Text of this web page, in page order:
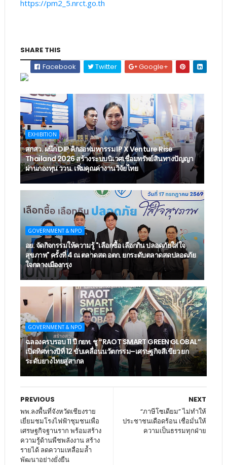
https://pm2_5.nrct.go.th
SHARE THIS
Facebook
Twitter Google+
EXHIBITION
สกสว. ผนึก DIP คิกออฟมหกรรม IP X Venture Rise
Thailand 2026 สร้างระบบนิเวศเชื่อมทรัพย์สินทางปัญญา
ผ่านกองทุน ววน. เพิ่มคุณค่างานวิจัยไทย
GOVERNMENT & NPO
อย. จัดกิจกรรมให้ความรู้ "เลือกซื้อ เลือกกิน ปลอดภัยใส่ใจ
สุขภาพ" ครั้งที่ 4 ณ ตลาดสด อตก. ยกระดับตลาดสดปลอดภัย
ใจกลางเมืองกรุง
GOVERNMENT & NPO
ฉลองครบรอบ 11 ปี กยท. ชู “RAOT SMART GREEN GLOBAL”
เปิดทิศทางปีที่ 12 ขับเคลื่อนนวัตกรรม–เศรษฐกิจสีเขียว ยก
ระดับยางไทยสู่สากล
NEXT
“ภาษีโซเดียม” ไม่ทำให้
ประชาชนเดือดร้อน เชื่อมั่นให้
ความเป็นธรรมทุกฝ่าย
PREVIOUS
พพ.ลงพื้นที่จังหวัดเชียงราย
เยี่ยมชมโรงไฟฟ้าชุมชนเพื่อ
เศรษฐกิจฐานราก พร้อมสร้าง
ความรู้ด้านพืชพลังงาน สร้าง
รายได้ ลดความเหลื่อมล้ำ
พัฒนาอย่างยั่งยืน